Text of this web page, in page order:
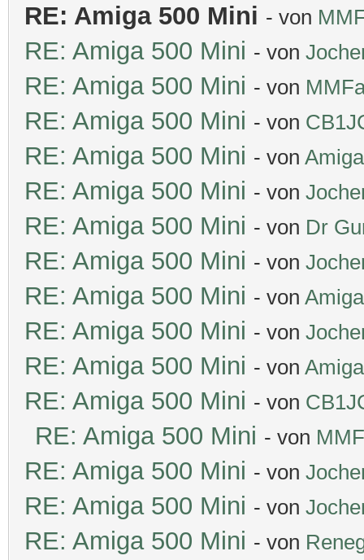
RE: Amiga 500 Mini - von
RE: Amiga 500 Mini - von
RE: Amiga 500 Mini - von
RE: Amiga 500 Mini - von
RE: Amiga 500 Mini - von Amiga
RE: Amiga 500 Mini - von
RE: Amiga 500 Mini - von Dr
RE: Amiga 500 Mini - von
RE: Amiga 500 Mini - von Amiga
RE: Amiga 500 Mini - von
RE: Amiga 500 Mini - von Amiga
RE: Amiga 500 Mini - von
RE: Amiga 500 Mini - von
RE: Amiga 500 Mini - von
RE: Amiga 500 Mini - von
RE: Amiga 500 Mini - von